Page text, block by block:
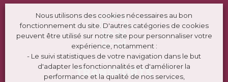
TRANSPORTS
Nous utilisons des cookies nécessaires au bon
fonctionnement du site. D'autres catégories de cookies
peuvent être utilisé sur notre site pour personnaliser votre
expérience, notamment :
- Le suivi statistiques de votre navigation dans le but
d'adapter les fonctionnalités et d'améliorer la
performance et la qualité de nos services,